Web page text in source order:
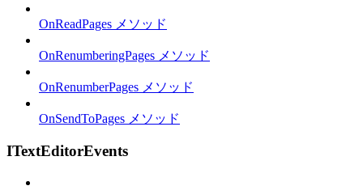
OnReadPages メソッド
OnRenumberingPages メソッド
OnRenumberPages メソッド
OnSendToPages メソッド
ITextEditorEvents